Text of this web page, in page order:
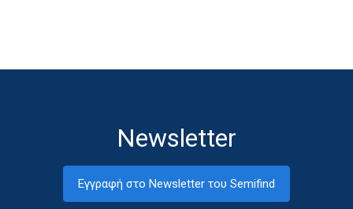
Newsletter
Εγγραφή στο Newsletter του Semifind